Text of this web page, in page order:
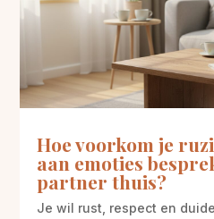
Hoe voorkom je
aan emoties
partner thuis?
Je wil rust, respect en